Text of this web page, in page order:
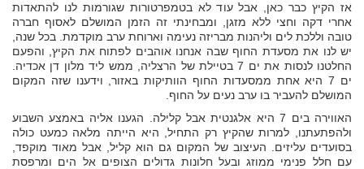
אז הקיץ כבר כאן, אבל עוד לא בטמפרטורות שגורמות לנו להתאדות
אחרי דקה וחצי ללא מזגן, ומבחינתי זה הזמן המושלם לאסוף חברה
טובה וללכת לים וליהנות מבריזה נעימה וארוחת ערב מוקדמת. בכל שנה,
יש לנו את מסעדת החוף שבה אנחנו אוהבים לפתוח את הקיץ, והפעם
החלטנו לנסות את ים 7 בטיילת של הרצליה, ממש ליד מלון דן אכדיה.
ים 7 היא אחת ממסעדות החוף הוותיקות באזור, וידענו שזה המקום
המושלם להעביר בו ערב נעים על החוף.
האווירה בים 7 היא אלגנטית אבל קלילה. הגענו אליה באמצע השבוע
ולהפתעתנו, למרות שהקיץ רק התחיל, היא הייתה מלאה כמעט כולה
בסועדים עליזים. העיצוב של המקום גם הוא קליל, אבל מאוד מוקפד,
עם חלל פנימי ממוזג ובעל חלונות גדולים הצופים אל הים ומרפסת